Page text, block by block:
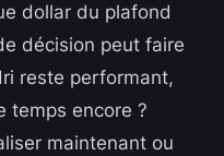
dollar du plafond
décision peut faire
reste performant,
temps encore ?
maintenant ou